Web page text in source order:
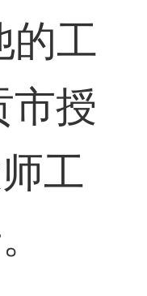
的工
市授
工